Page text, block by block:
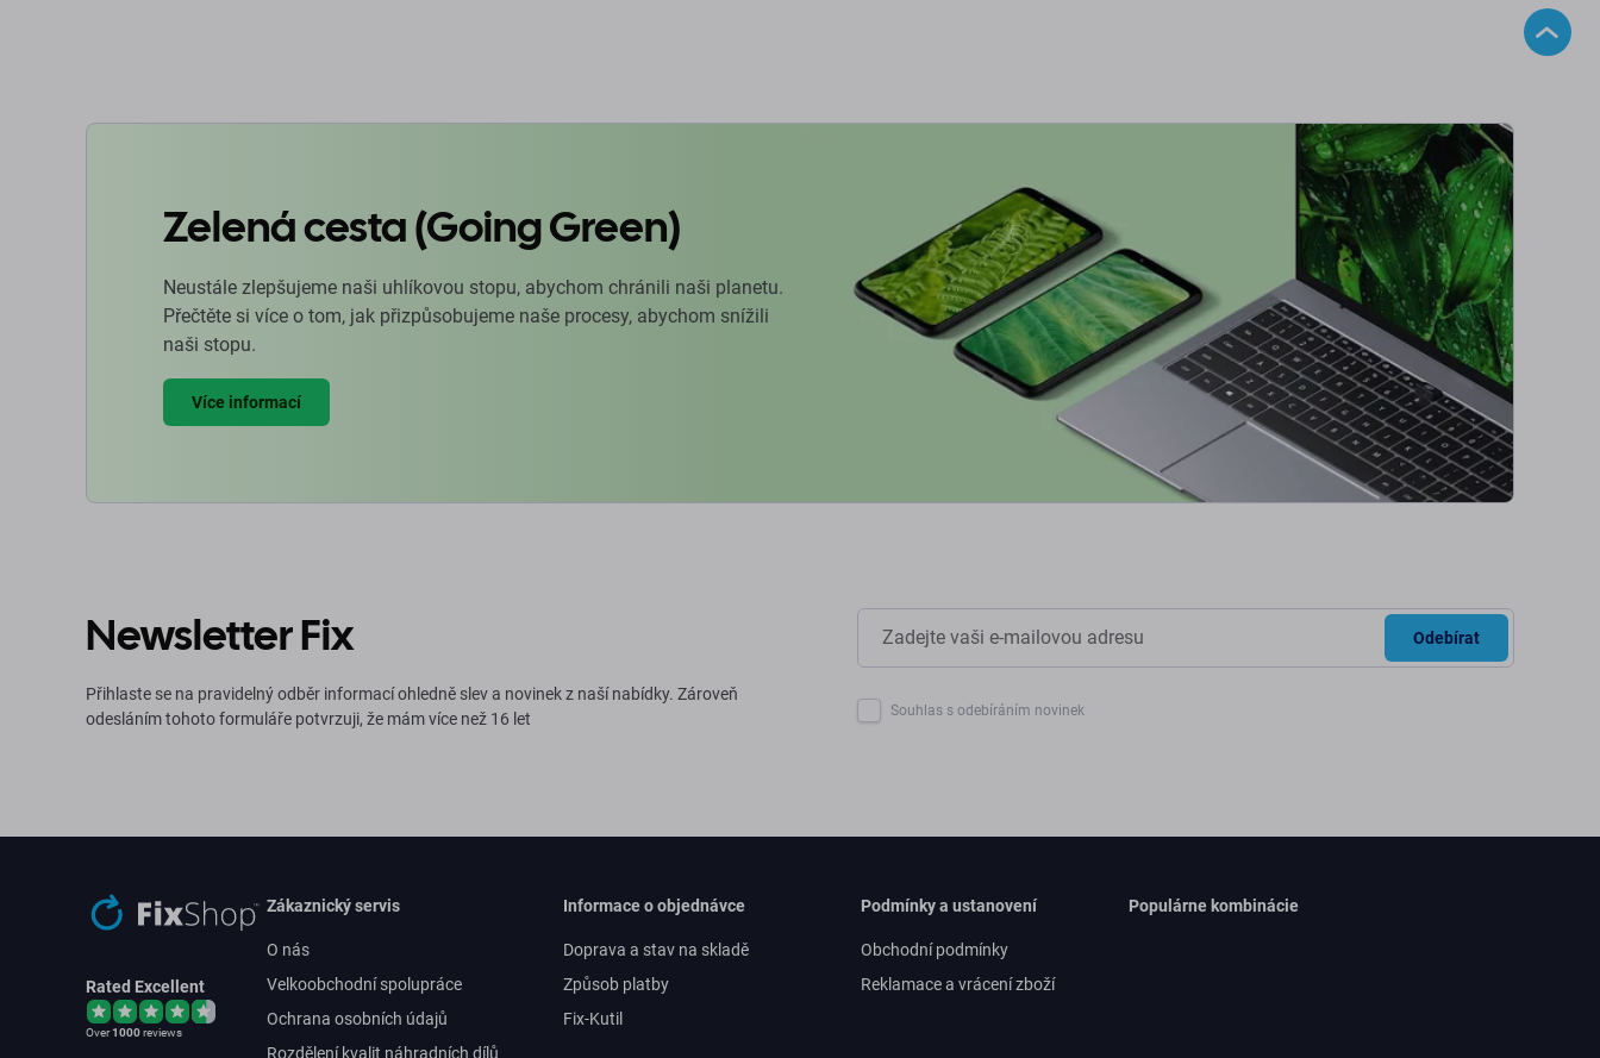
Zelená cesta (Going Green)
Neustále zlepšujeme naši uhlíkovou stopu, abychom chránili naši planetu.
Přečtěte si více o tom, jak přizpůsobujeme naše procesy, abychom snížili
naši stopu.
Více informací
Newsletter Fix
Přihlaste se na pravidelný odběr informací ohledně slev a novinek z naší nabídky. Zároveň
odesláním tohoto formuláře potvrzuji, že mám více než 16 let
Odebírat
Souhlas s odebíráním novinek
Rated Excellent
Over1000reviews
Zákaznický servis
O nás
Velkoobchodní spolupráce
Ochrana osobních údajů
Rozdělení kvalit náhradních dílů
Informace o objednávce
Doprava a stav na skladě
Způsob platby
Fix-Kutil
Podmínky a ustanovení
Obchodní podmínky
Reklamace a vrácení zboží
Populárne kombinácie